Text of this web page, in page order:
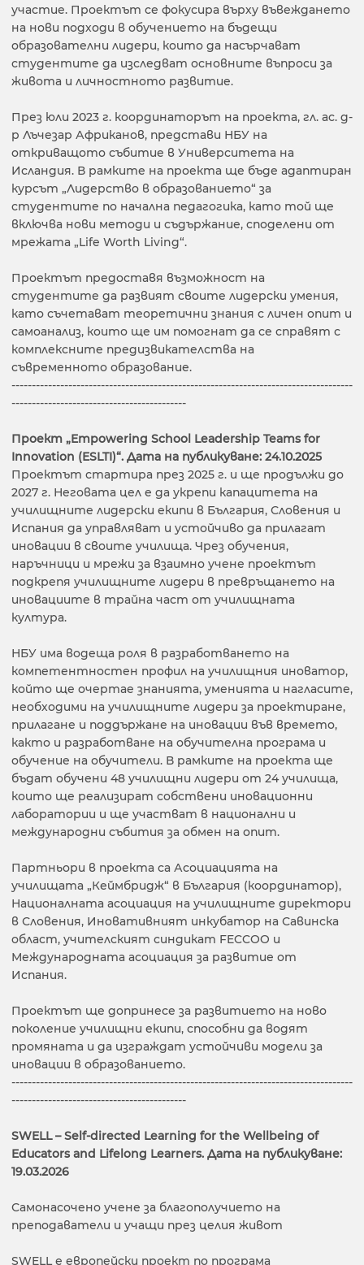
участие. Проектът се фокусира върху въвеждането
на нови подходи в обучението на бъдещи
образователни лидери, които да насърчават
студентите да изследват основните въпроси за
живота и личностното развитие.
През юли 2023 г. координаторът на проекта, гл. ас. д-
р Лъчезар Африканов, представи НБУ на
откриващото събитие в Университета на
Исландия. В рамките на проекта ще бъде адаптиран
курсът „Лидерство в образованието“ за
студентите по начална педагогика, като той ще
включва нови методи и съдържание, споделени от
мрежата „Life Worth Living“.
Проектът предоставя възможност на
студентите да развият своите лидерски умения,
като съчетават теоретични знания с личен опит и
самоанализ, които ще им помогнат да се справят с
комплексните предизвикателства на
съвременното образование.
------------------------------------------------------------------------------------
-------------------------------------------
Проект „Empowering School Leadership Teams for
Innovation (ESLTI)“. Дата на публикуване: 24.10.2025
Проектът стартира през 2025 г. и ще продължи до
2027 г. Неговата цел е да укрепи капацитета на
училищните лидерски екипи в България, Словения и
Испания да управляват и устойчиво да прилагат
иновации в своите училища. Чрез обучения,
наръчници и мрежи за взаимно учене проектът
подкрепя училищните лидери в превръщането на
иновациите в трайна част от училищната
култура.
НБУ има водеща роля в разработването на
компетентностен профил на училищния иноватор,
който ще очертае знанията, уменията и нагласите,
необходими на училищните лидери за проектиране,
прилагане и поддържане на иновации във времето,
както и разработване на обучителна програма и
обучение на обучители. В рамките на проекта ще
бъдат обучени 48 училищни лидери от 24 училища,
които ще реализират собствени иновационни
лаборатории и ще участват в национални и
международни събития за обмен на опит.
Партньори в проекта са Асоциацията на
училищата „Кеймбридж“ в България (координатор),
Националната асоциация на училищните директори
в Словения, Иновативният инкубатор на Савинска
област, учителският синдикат FECCOO и
Международната асоциация за развитие от
Испания.
Проектът ще допринесе за развитието на ново
поколение училищни екипи, способни да водят
промяната и да изграждат устойчиви модели за
иновации в образованието.
------------------------------------------------------------------------------------
-------------------------------------------
SWELL – Self-directed Learning for the Wellbeing of
Educators and Lifelong Learners. Дата на публикуване:
19.03.2026
Самонасочено учене за благополучието на
преподаватели и учащи през целия живот
SWELL е европейски проект по програма